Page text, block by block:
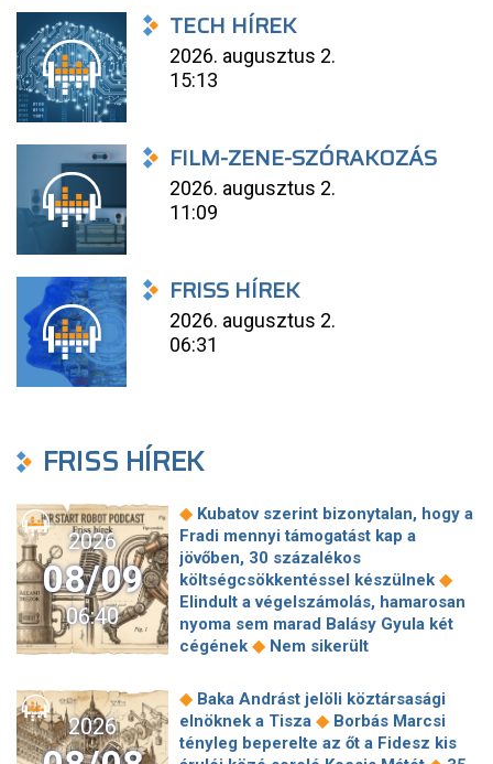
TECH HÍREK
2026. augusztus 2.
15:13
FILM-ZENE-SZÓRAKOZÁS
2026. augusztus 2.
11:09
FRISS HÍREK
2026. augusztus 2.
06:31
FRISS HÍREK
2026
08/09
06:40
◆ Kubatov szerint bizonytalan, hogy a
Fradi mennyi támogatást kap a
jövőben, 30 százalékos
költségcsökkentéssel készülnek ◆
Elindult a végelszámolás, hamarosan
nyoma sem marad Balásy Gyula két
cégének ◆ Nem sikerült
tojással dobálták meg a
miniszterelnököt – Koszovóban ◆
Szépségipar és orvosi turizmus:
milyen erős Budapest a plasztikai
2026
◆ Baka Andrást jelöli köztársasági
elnöknek a Tisza ◆ Borbás Marcsi
tényleg beperelte az őt a Fidesz kis